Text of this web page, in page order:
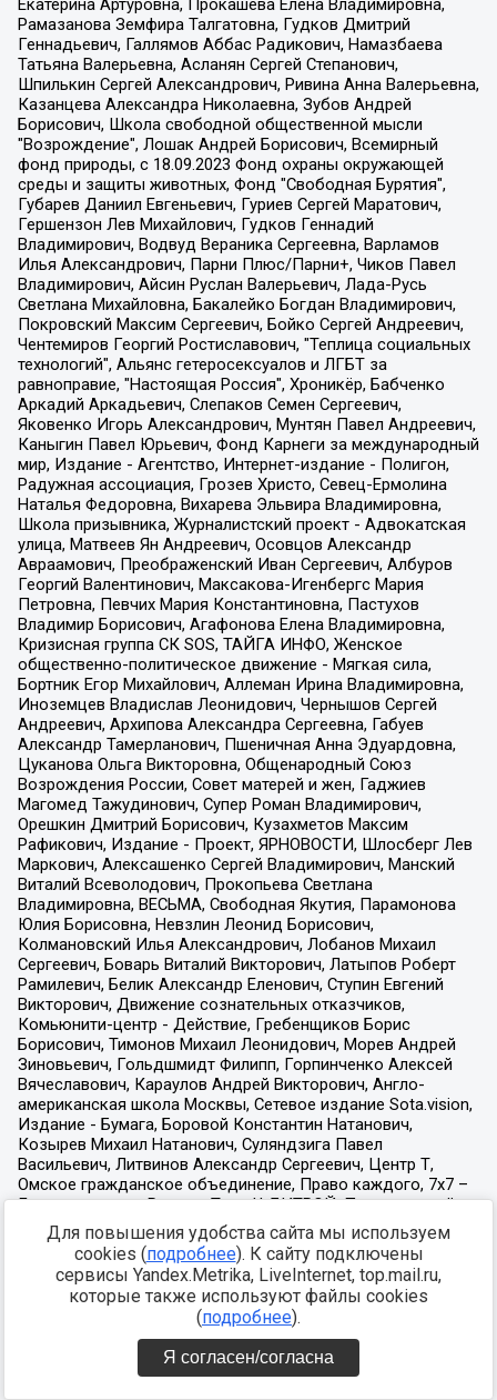
Для повышения удобства сайта мы используем
cookies (подробнее). К сайту подключены
сервисы Yandex.Metrika, LiveInternet, top.mail.ru,
которые также используют файлы cookies
(подробнее).
Я согласен/согласна